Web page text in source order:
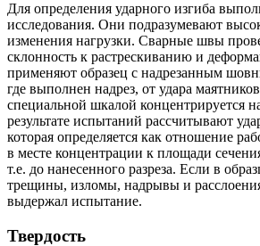
Для определения ударного изгиба
исследования. Они подразумевают
изменения нагрузки. Сварные швы
склонность к растрескиванию и
применяют образец с надрезанным
где выполнен надрез, от удара
специальной шкалой концентрируется
результате испытаний рассчитывают
которая определяется как отношение
в месте концентрации к площади
т.е. до нанесенного разреза. Если в
трещины, изломы, надрывы и
выдержал испытание.
Твердость